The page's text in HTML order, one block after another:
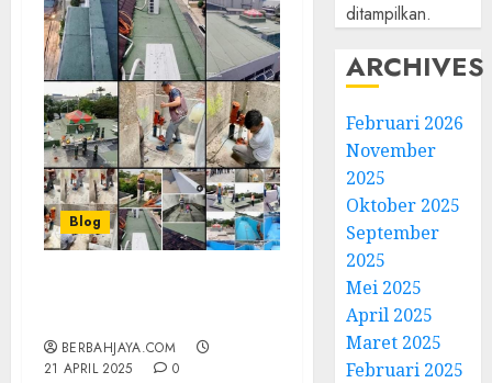
Blog
BERBAHJAYA.COM
21 APRIL 2025
0
ditampilkan.
ARCHIVES
Februari 2026
November
2025
Oktober 2025
September
2025
Mei 2025
April 2025
Maret 2025
Februari 2025